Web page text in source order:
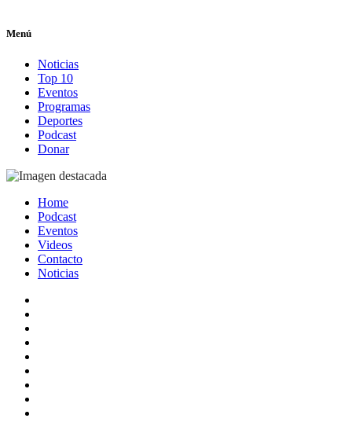
Menú
Noticias
Top 10
Eventos
Programas
Deportes
Podcast
Donar
Home
Podcast
Eventos
Videos
Contacto
Noticias